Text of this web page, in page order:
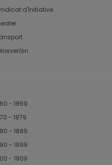
d'Initiative
- 1869
- 1879
- 1889
- 1899
- 1909